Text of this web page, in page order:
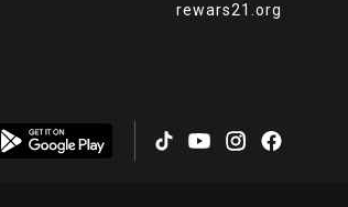
rewars21.org